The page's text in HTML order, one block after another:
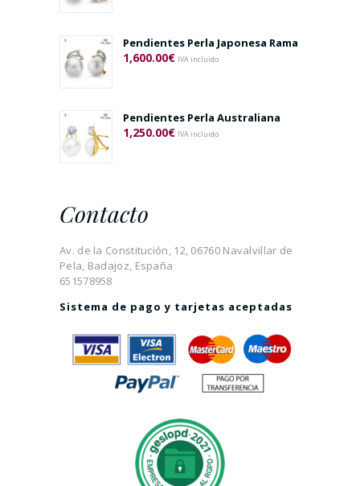
Pendientes Perla Japonesa Rama
1,600.00€ IVA incluido
Pendientes Perla Australiana
1,250.00€ IVA incluido
Contacto
Av. de la Constitución, 12, 06760 Navalvillar de
Pela, Badajoz, España
651578958
Sistema de pago y tarjetas aceptadas